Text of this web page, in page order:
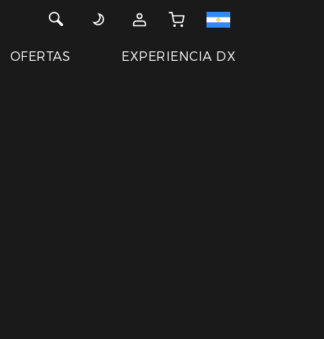
OFERTAS EXPERIENCIA DX